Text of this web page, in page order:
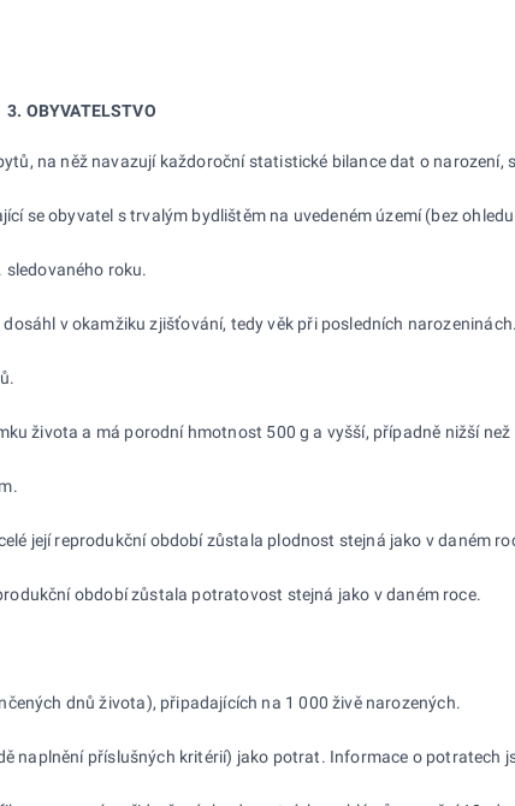
3. OBYVATELSTVO
na něž navazují každoroční statistické bilance dat o
se obyvatel s trvalým bydlištěm na uvedeném území (bez
roku.
v okamžiku zjišťování, tedy věk při posledních narozeninách.
života a má porodní hmotnost 500 g a vyšší, případně nižší
její reprodukční období zůstala plodnost stejná jako v daném
období zůstala potratovost stejná jako v daném roce.
dnů života), připadajících na 1 000 živě narozených.
naplnění příslušných kritérií) jako potrat. Informace o